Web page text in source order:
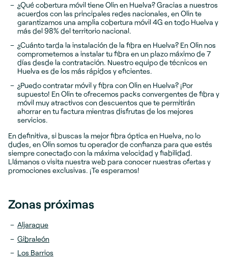
¿Qué cobertura móvil tiene Olin en Huelva? Gracias a nuestros
acuerdos con las principales redes nacionales, en Olin te
garantizamos una amplia cobertura móvil 4G en todo Huelva y
más del 98% del territorio nacional.
¿Cuánto tarda la instalación de la fibra en Huelva? En Olin nos
comprometemos a instalar tu fibra en un plazo máximo de 7
días desde la contratación. Nuestro equipo de técnicos en
Huelva es de los más rápidos y eficientes.
¿Puedo contratar móvil y fibra con Olin en Huelva? ¡Por
supuesto! En Olin te ofrecemos packs convergentes de fibra y
móvil muy atractivos con descuentos que te permitirán
ahorrar en tu factura mientras disfrutas de los mejores
servicios.
En definitiva, si buscas la mejor fibra óptica en Huelva, no lo
dudes, en Olin somos tu operador de confianza para que estés
siempre conectado con la máxima velocidad y fiabilidad.
Llámanos o visita nuestra web para conocer nuestras ofertas y
promociones exclusivas. ¡Te esperamos!
Zonas próximas
Aljaraque
Gibraleón
Los Barrios